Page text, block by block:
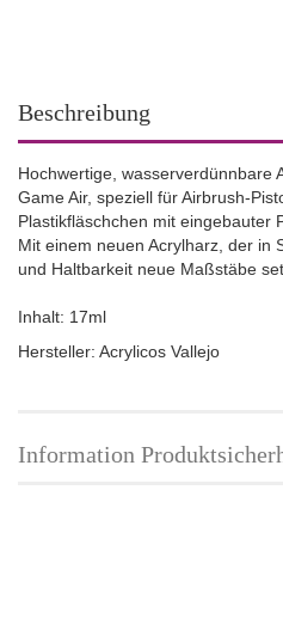
Beschreibung
Hochwertige, wasserverdünnbare
Game Air, speziell für Airbrush-
Plastikfläschchen mit eingebauter
Mit einem neuen Acrylharz, der in
und Haltbarkeit neue Maßstäbe
Inhalt: 17ml
Hersteller: Acrylicos Vallejo
Information